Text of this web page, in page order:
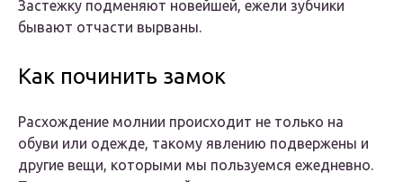
Застежку подменяют новейшей, ежели зубчики
бывают отчасти вырваны.
Как починить замок
Расхождение молнии происходит не только на
обуви или одежде, такому явлению подвержены и
другие вещи, которыми мы пользуемся ежедневно.